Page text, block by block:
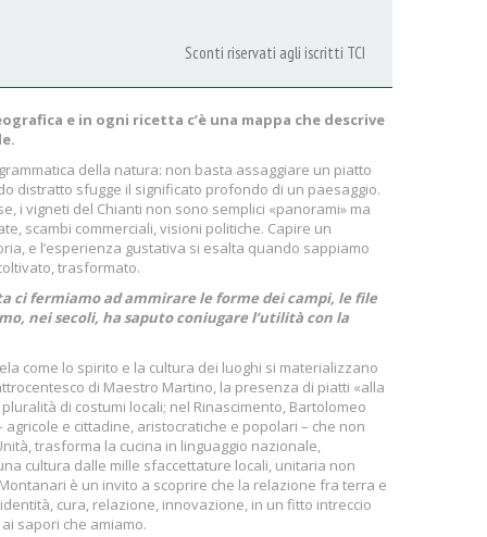
Sconti riservati agli iscritti TCI
e in ogni ricetta c’è una mappa che descrive
della natura: non basta assaggiare un piatto
distratto sfugge il significato profondo di un paesaggio.
i vigneti del Chianti non sono semplici «panorami» ma
scambi commerciali, visioni politiche. Capire un
e l’esperienza gustativa si esalta quando sappiamo
trasformato.
ci fermiamo ad ammirare le forme dei campi, le file
nei secoli, ha saputo coniugare l’utilità con la
come lo spirito e la cultura dei luoghi si materializzano
di Maestro Martino, la presenza di piatti «alla
di costumi locali; nel Rinascimento, Bartolomeo
e cittadine, aristocratiche e popolari – che non
trasforma la cucina in linguaggio nazionale,
cultura dalle mille sfaccettature locali, unitaria non
è un invito a scoprire che la relazione fra terra e
cura, relazione, innovazione, in un fitto intreccio
sapori che amiamo.